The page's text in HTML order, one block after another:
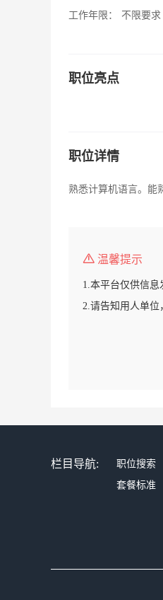
工作年限：
不限要求
职位亮点
职位详情
熟悉计算机语言。能
温馨提示
1.本平台仅供信息
2.请告知用人单位
栏目导航: 职位搜索
套餐标准